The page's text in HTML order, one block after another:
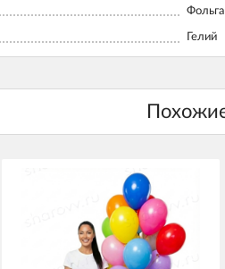
Фольга
Гелий